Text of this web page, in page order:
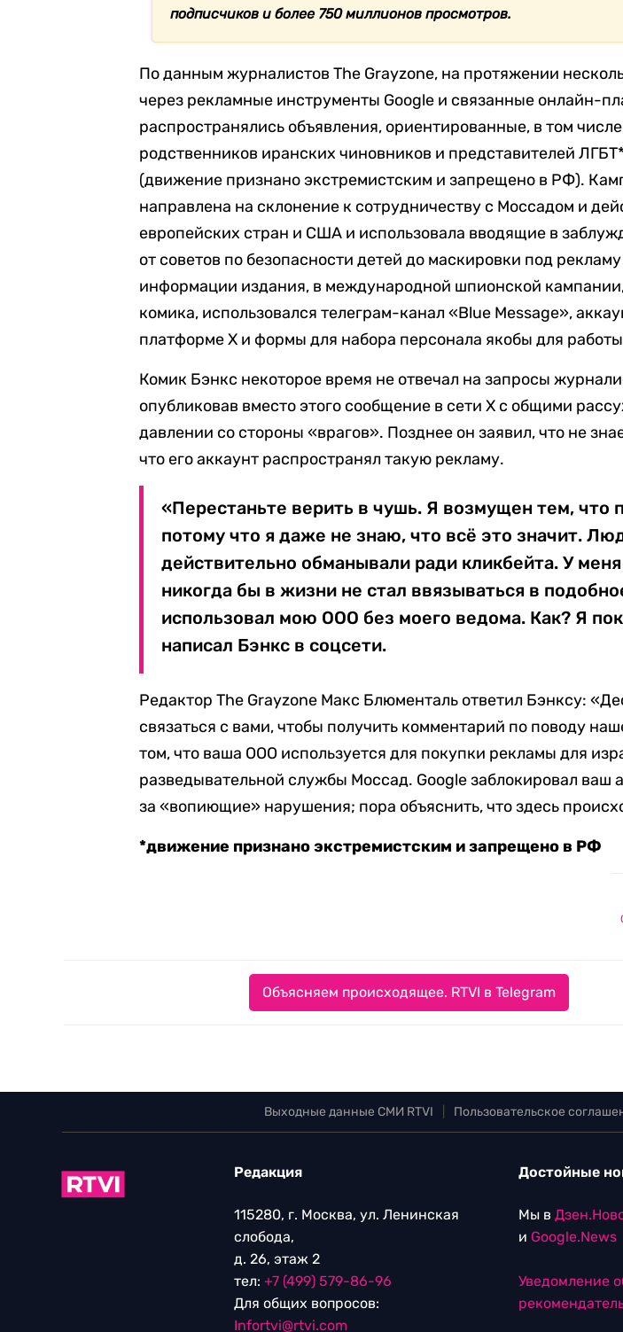
подписчиков и более 750 миллионов просмотров.
По данным журналистов The Grayzone, на протяжении
через рекламные инструменты Google и связанные онлайн-
распространялись объявления, ориентированные, в том
родственников иранских чиновников и представителей
(движение признано экстремистским и запрещено в РФ).
направлена на склонение к сотрудничеству с Моссадом и
европейских стран и США и использовала вводящие в
от советов по безопасности детей до маскировки под
информации издания, в международной шпионской
комика, использовался телеграм-канал «Blue Message»,
платформе X и формы для набора персонала якобы для работы
Комик Бэнкс некоторое время не отвечал на запросы
опубликовав вместо этого сообщение в сети X с общими
давлении со стороны «врагов». Позднее он заявил, что не
что его аккаунт распространял такую рекламу.
«Перестаньте верить в чушь. Я возмущен тем, что
потому что я даже не знаю, что всё это значит.
действительно обманывали ради кликбейта. У
никогда бы в жизни не стал ввязываться в
использовал мою ООО без моего ведома. Как? Я
написал Бэнкс в соцсети.
Редактор The Grayzone Макс Блюменталь ответил Бэнксу:
связаться с вами, чтобы получить комментарий по поводу
том, что ваша ООО используется для покупки рекламы для
разведывательной службы Моссад. Google заблокировал ваш
за «вопиющие» нарушения; пора объяснить, что здесь
*движение признано экстремистским и запрещено в РФ
Объясняем происходящее. RTVI в Telegram
Выходные данные СМИ RTVI Пользовательское
Редакция
115280, г. Москва, ул. Ленинская
слобода,
д. 26, этаж 2
тел: +7 (499) 579-86-96
Для общих вопросов:
Infortvi@rtvi.com
Достойные
Мы в
и Google.News
Уведомление